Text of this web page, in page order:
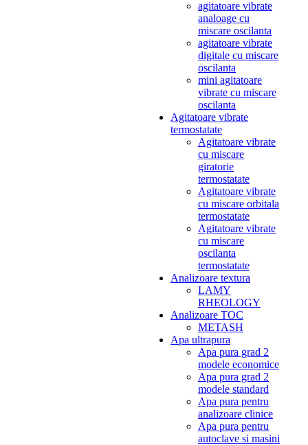
agitatoare vibrate
analoage cu
miscare oscilanta
agitatoare vibrate
digitale cu miscare
oscilanta
mini agitatoare
vibrate cu miscare
oscilanta
Agitatoare vibrate
termostatate
Agitatoare vibrate
cu miscare
giratorie
termostatate
Agitatoare vibrate
cu miscare orbitala
termostatate
Agitatoare vibrate
cu miscare
oscilanta
termostatate
Analizoare textura
LAMY
RHEOLOGY
Analizoare TOC
METASH
Apa ultrapura
Apa pura grad 2
modele economice
Apa pura grad 2
modele standard
Apa pura pentru
analizoare clinice
Apa pura pentru
autoclave si masini